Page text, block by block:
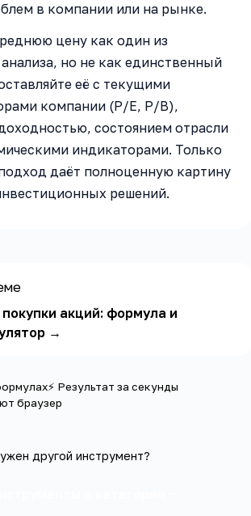
в компании или на рынке.
цену как один из
но не как единственный
её с текущими
компании (P/E, P/B),
состоянием отрасли
индикаторами. Только
даёт полноценную картину
решений.
акций: формула и
→
⚡ Результат за секунды
браузер
другой инструмент?